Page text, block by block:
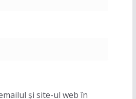
și site-ul web în